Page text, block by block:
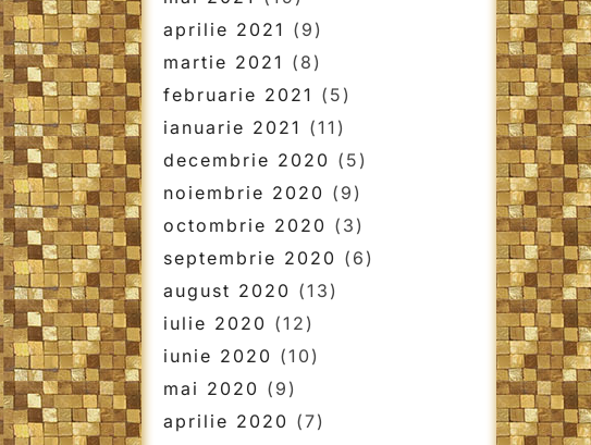
aprilie 2021 (9)
martie 2021 (8)
februarie 2021 (5)
ianuarie 2021 (11)
decembrie 2020 (5)
noiembrie 2020 (9)
octombrie 2020 (3)
septembrie 2020 (6)
august 2020 (13)
iulie 2020 (12)
iunie 2020 (10)
mai 2020 (9)
aprilie 2020 (7)